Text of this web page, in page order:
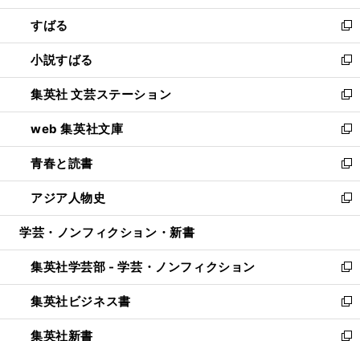
開
く
ウ
で
開
く
ン
ド
ウ
で
開
く
すばる
新
し
い
ウ
ィ
ン
ド
ウ
で
開
く
小説すばる
新
し
い
ウ
ィ
ン
ド
ウ
で
開
集英社 文芸ステーション
新
し
い
ウ
ィ
ン
ド
ウ
開
く
web 集英社文庫
新
し
い
ウ
ィ
ン
ウ
で
開
く
青春と読書
新
し
い
ウ
ン
ド
ウ
で
開
く
アジア人物史
新
し
ウ
ィ
ン
ド
ウ
で
学芸・ノンフィクション・新書
集英社学芸部 - 学芸・ノンフィクション
新
し
い
ウ
ィ
集英社ビジネス書
新
し
集英社新書